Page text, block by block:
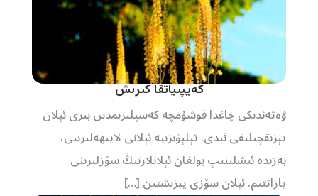
كەيپىياتقا كىرىش
ۋەتەندىكى چاغدا قوشۇمچە كەسپلىرىمدىن بىرى ئېلان
يېزىقچىلىقى ئىدى. تېلېۋىزىيە ئېلانى لايىھەلىرىنى،
بەزىدە ئىشلىنىپ بولغان ئېلانلارنىڭ سۆزلىرىنى
يازاتتىم. ئېلان سۆزى يېزىشتىن […]